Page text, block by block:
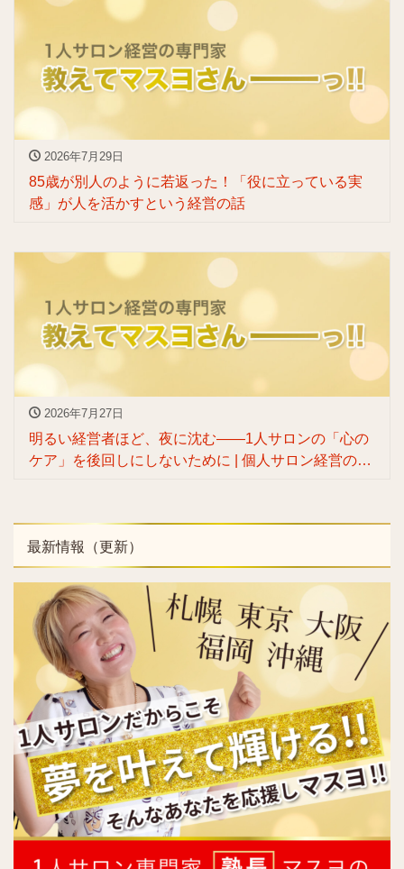
2026年7月29日
85歳が別人のように若返った！「役に立っている実
感」が人を活かすという経営の話
2026年7月27日
明るい経営者ほど、夜に沈む——1人サロンの「心の
ケア」を後回しにしないために | 個人サロン経営の専
最新情報（更新）